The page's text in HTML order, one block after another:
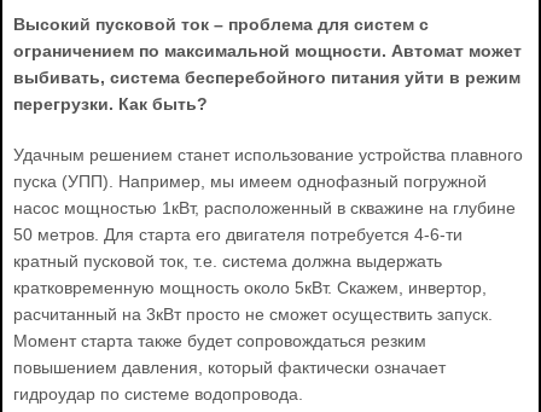
Высокий пусковой ток – проблема для систем с
ограничением по максимальной мощности. Автомат может
выбивать, система бесперебойного питания уйти в режим
перегрузки. Как быть?
Удачным решением станет использование устройства плавного
пуска (УПП). Например, мы имеем однофазный погружной
насос мощностью 1кВт, расположенный в скважине на глубине
50 метров. Для старта его двигателя потребуется 4-6-ти
кратный пусковой ток, т.е. система должна выдержать
кратковременную мощность около 5кВт. Скажем, инвертор,
расчитанный на 3кВт просто не сможет осуществить запуск.
Момент старта также будет сопровождаться резким
повышением давления, который фактически означает
гидроудар по системе водопровода.